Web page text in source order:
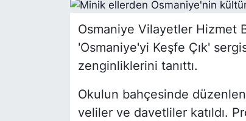
Osmaniye Vilayetler Hizmet
'Osmaniye'yi Keşfe Çık'
zenginliklerini tanıttı.
Okulun bahçesinde
veliler ve davetliler katıldı.
YEREL HABER